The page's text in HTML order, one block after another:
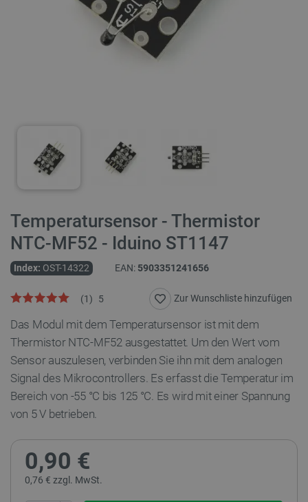
Temperatursensor - Thermistor
NTC-MF52 - Iduino ST1147
Index: OST-14322 EAN: 5903351241656
5
(1) Zur Wunschliste hinzufügen
Das Modul mit dem Temperatursensor ist mit dem
Thermistor NTC-MF52 ausgestattet. Um den Wert vom
Sensor auszulesen, verbinden Sie ihn mit dem analogen
Signal des Mikrocontrollers. Es erfasst die Temperatur im
Bereich von -55 °C bis 125 °C. Es wird mit einer Spannung
von 5 V betrieben.
0,90 €
0,76 € zzgl. MwSt.